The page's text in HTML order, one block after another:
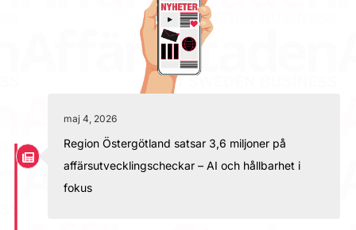
maj 4, 2026
Region Östergötland satsar 3,6 miljoner på
affärsutvecklingscheckar – AI och hållbarhet i
fokus